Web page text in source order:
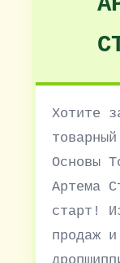
Хотите
Основы
Артема
старт!
продаж